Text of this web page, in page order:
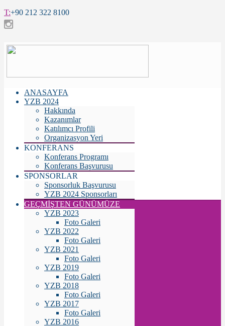
T:+90 212 322 8100
ANASAYFA
YZB 2024
Hakkında
Kazanımlar
Katılımcı Profili
Organizasyon Yeri
KONFERANS
Konferans Programı
Konferans Başvurusu
SPONSORLAR
Sponsorluk Başvurusu
YZB 2024 Sponsorları
GEÇMİŞTEN GÜNÜMÜZE
YZB 2023
Foto Galeri
YZB 2022
Foto Galeri
YZB 2021
Foto Galeri
YZB 2019
Foto Galeri
YZB 2018
Foto Galeri
YZB 2017
Foto Galeri
YZB 2016